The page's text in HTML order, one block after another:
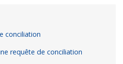
conciliation
requête de conciliation